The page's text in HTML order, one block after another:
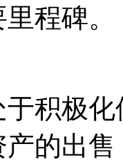
程碑。
于积极
的出